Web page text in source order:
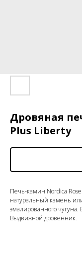
Дровяная
Plus Liberty
Печь-камин Nordica
натуральный камень
эмалированного
Выдвижной дровенник.